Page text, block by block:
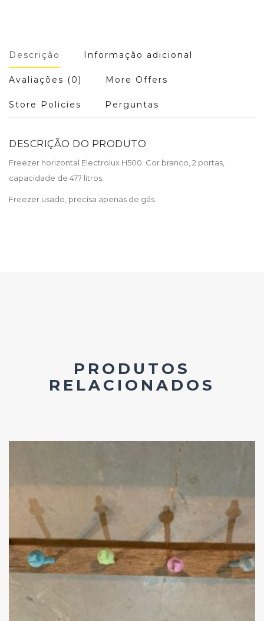
Descrição Informação adicional
Avaliações (0) More Offers
Store Policies Perguntas
DESCRIÇÃO DO PRODUTO
Freezer horizontal Electrolux H500. Cor branco, 2 portas,
capacidade de 477 litros.
Freezer usado, precisa apenas de gás.
PRODUTOS
RELACIONADOS
Add
ao
Favoritos